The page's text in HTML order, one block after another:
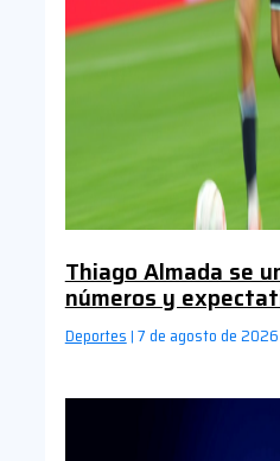
Thiago Almada se
números y
Deportes | 7 de agosto de 2026